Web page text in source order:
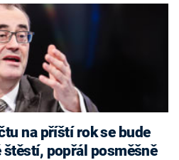
popřál posměšně